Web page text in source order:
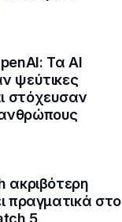
Τα AI
ψεύτικες
στόχευσαν
ακριβότερη
πραγματικά στο